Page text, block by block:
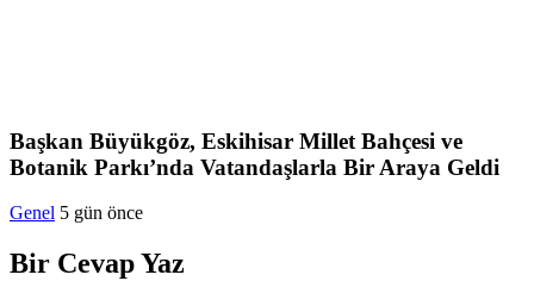
Başkan Büyükgöz, Eskihisar Millet Bahçesi ve
Botanik Parkı’nda Vatandaşlarla Bir Araya Geldi
Genel 5 gün önce
Bir Cevap Yaz